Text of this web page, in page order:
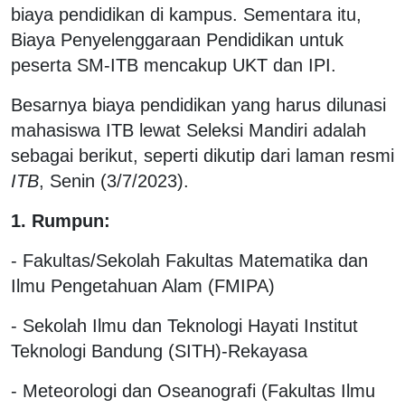
biaya pendidikan di kampus. Sementara itu,
Biaya Penyelenggaraan Pendidikan untuk
peserta SM-ITB mencakup UKT dan IPI.
Besarnya biaya pendidikan yang harus dilunasi
mahasiswa ITB lewat Seleksi Mandiri adalah
sebagai berikut, seperti dikutip dari laman resmi
ITB, Senin (3/7/2023).
1. Rumpun:
- Fakultas/Sekolah Fakultas Matematika dan
Ilmu Pengetahuan Alam (FMIPA)
- Sekolah Ilmu dan Teknologi Hayati Institut
Teknologi Bandung (SITH)-Rekayasa
- Meteorologi dan Oseanografi (Fakultas Ilmu